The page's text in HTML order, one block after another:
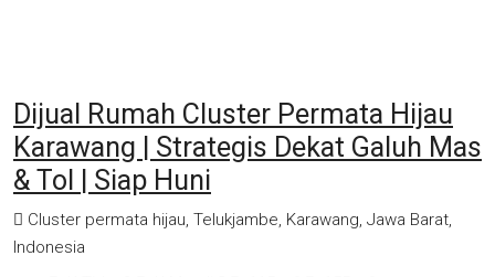
Dijual Rumah Cluster Permata Hijau
Karawang | Strategis Dekat Galuh Mas
& Tol | Siap Huni
Cluster permata hijau, Telukjambe, Karawang, Jawa Barat,
Indonesia